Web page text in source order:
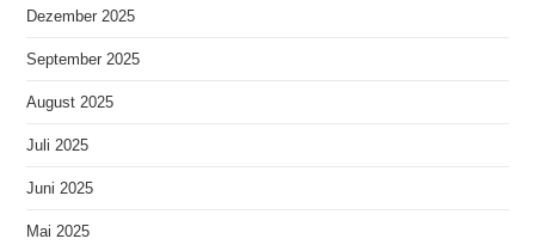
Dezember 2025
September 2025
August 2025
Juli 2025
Juni 2025
Mai 2025